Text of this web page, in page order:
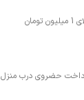
حضروی درب منزل